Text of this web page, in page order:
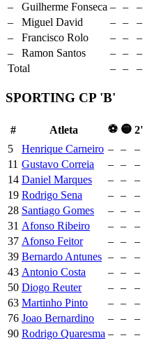
–
Guilherme Fonseca – – –
–
Miguel David – – –
–
Francisco Rolo – – –
–
Ramon Santos – – –
Total
– – –
SPORTING CP 'B'
# Atleta ⚽ 🟡 2'
5
Henrique Carneiro – – –
11 Gustavo Correia – – –
14 Daniel Marques – – –
19 Rodrigo Sena – – –
28 Santiago Gomes – – –
31 Afonso Ribeiro – – –
37 Afonso Feitor – – –
39 Bernardo Antunes – – –
43 Antonio Costa – – –
50 Diogo Reuter – – –
63 Martinho Pinto – – –
76 Joao Bernardino – – –
90 Rodrigo Quaresma – – –